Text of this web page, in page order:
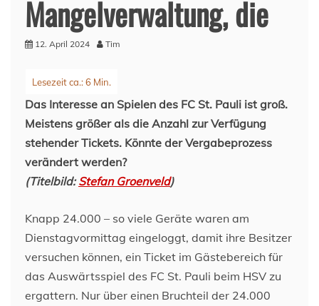
Mangelverwaltung, die
12. April 2024 Tim
Das Interesse an Spielen des FC St. Pauli ist groß.
Meistens größer als die Anzahl zur Verfügung
stehender Tickets. Könnte der Vergabeprozess
verändert werden?
(Titelbild:Stefan Groenveld)
Knapp 24.000 – so viele Geräte waren am
Dienstagvormittag eingeloggt, damit ihre Besitzer
versuchen können, ein Ticket im Gästebereich für
das Auswärtsspiel des FC St. Pauli beim HSV zu
ergattern. Nur über einen Bruchteil der 24.000